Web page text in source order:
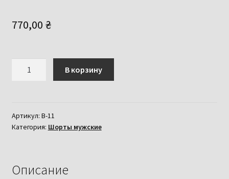
770,00 ₴
подовжені
пісочного
розмір
В корзину
Артикул: B-11
Категория: Шорты мужские
Описание